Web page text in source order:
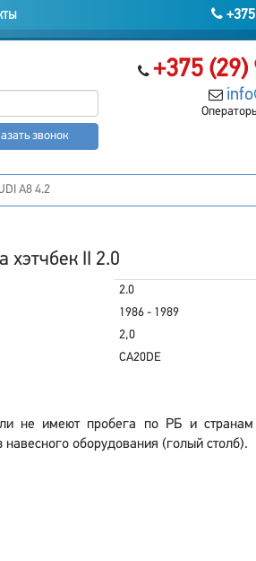
+375
звонок
хэтчбек II 2.0
2.0
1986 - 1989
2,0
CA20DE
не имеют пробега по РБ и
оборудования (голый столб).